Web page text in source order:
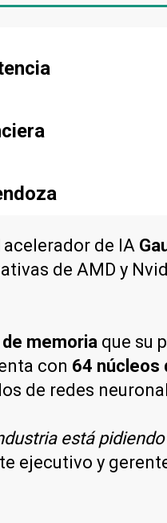
acelerador de IA
de AMD y
memoria que su
con 64 núcleos
de redes
está
ejecutivo y